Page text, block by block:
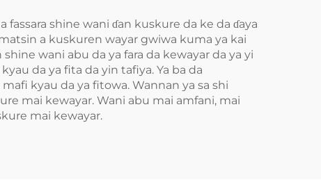
shine wani ɗan kuskure da ke da ɗaya
a kuskuren wayar gwiwa kuma ya kai
wani abu da ya fara da kewayar da ya yi
da ya fita da yin tafiya. Ya ba da
kyau da ya fitowa. Wannan ya sa shi
mai kewayar. Wani abu mai amfani, mai
mai kewayar.